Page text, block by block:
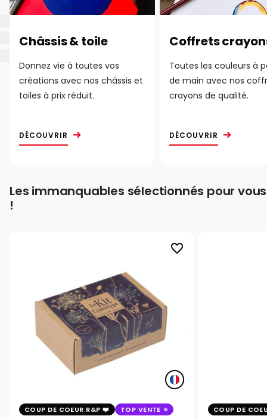
Châssis & toile
Donnez vie à toutes vos
créations avec nos châssis et
toiles à prix réduit.
DÉCOUVRIR
Coffrets
Toutes les couleurs à
de main avec nos
crayons de qualité.
DÉCOUVRIR
Les immanquables sélectionnés pour vous
!
favorite_border
COUP DE COEUR R&P TOP VENTE COUP DE